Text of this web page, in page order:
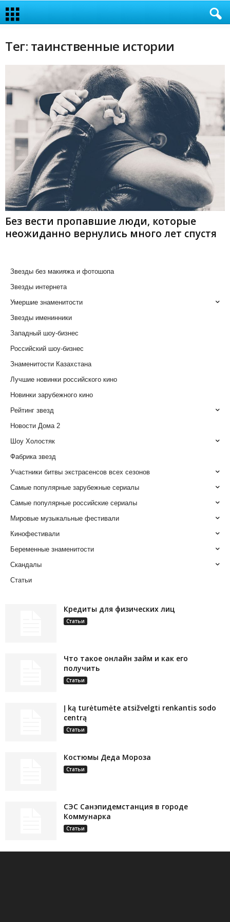
Тег: таинственные истории
Без вести пропавшие люди, которые
неожиданно вернулись много лет спустя
Звезды без макияжа и фотошопа
Звезды интернета
Умершие знаменитости
Звезды именинники
Западный шоу-бизнес
Российский шоу-бизнес
Знаменитости Казахстана
Лучшие новинки российского кино
Новинки зарубежного кино
Рейтинг звезд
Новости Дома 2
Шоу Холостяк
Фабрика звезд
Участники битвы экстрасенсов всех сезонов
Самые популярные зарубежные сериалы
Самые популярные российские сериалы
Мировые музыкальные фестивали
Кинофестивали
Беременные знаменитости
Скандалы
Статьи
Кредиты для физических лиц
Статьи
Что такое онлайн займ и как его
получить
Статьи
Į ką turėtumėte atsižvelgti renkantis sodo
centrą
Статьи
Костюмы Деда Мороза
Статьи
СЭС Санэпидемстанция в городе
Коммунарка
Статьи